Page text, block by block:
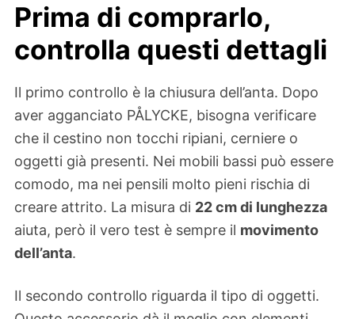
Prima di comprarlo,
controlla questi dettagli
Il primo controllo è la chiusura dell’anta. Dopo
aver agganciato PÅLYCKE, bisogna verificare
che il cestino non tocchi ripiani, cerniere o
oggetti già presenti. Nei mobili bassi può essere
comodo, ma nei pensili molto pieni rischia di
creare attrito. La misura di 22 cm di lunghezza
aiuta, però il vero test è sempre il movimento
dell’anta.
Il secondo controllo riguarda il tipo di oggetti.